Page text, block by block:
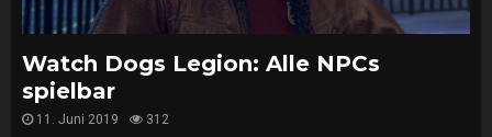
Watch Dogs Legion: Alle NPCs
spielbar
11. Juni 2019 312